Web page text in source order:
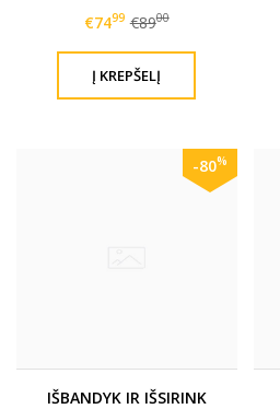
€7499 €8900
-80%
IŠBANDYK IR IŠSIRINK